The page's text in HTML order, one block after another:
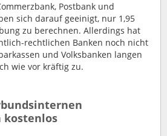
Postbank und
sich darauf geeinigt, nur 1,95
zu berechnen. Allerdings hat
rechtlichen Banken noch nicht
und Volksbanken langen
wie vor kräftig zu.
kostenlos